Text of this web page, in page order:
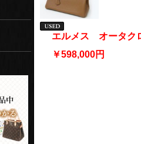
エルメス オータク
￥598,000円